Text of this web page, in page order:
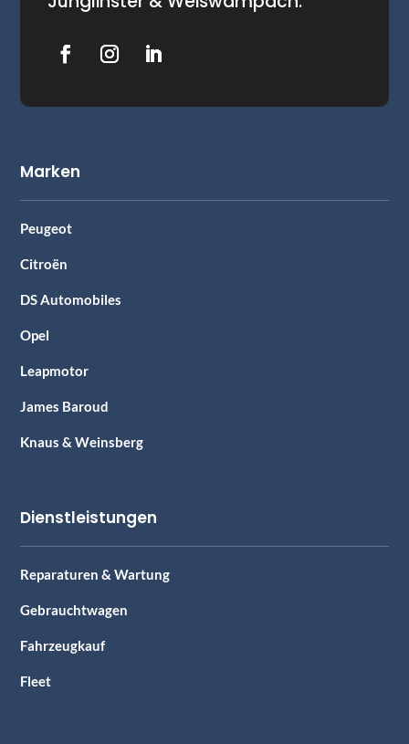
Marken
Peugeot
Citroën
DS Automobiles
Opel
Leapmotor
James Baroud
Knaus & Weinsberg
Dienstleistungen
Reparaturen & Wartung
Gebrauchtwagen
Fahrzeugkauf
Fleet